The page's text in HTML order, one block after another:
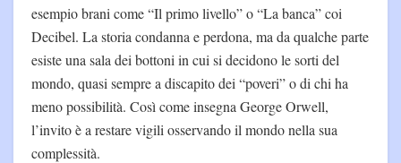
esempio brani come “Il primo livello” o “La banca” coi
Decibel. La storia condanna e perdona, ma da qualche parte
esiste una sala dei bottoni in cui si decidono le sorti del
mondo, quasi sempre a discapito dei “poveri” o di chi ha
meno possibilità. Così come insegna George Orwell,
l’invito è a restare vigili osservando il mondo nella sua
complessità.